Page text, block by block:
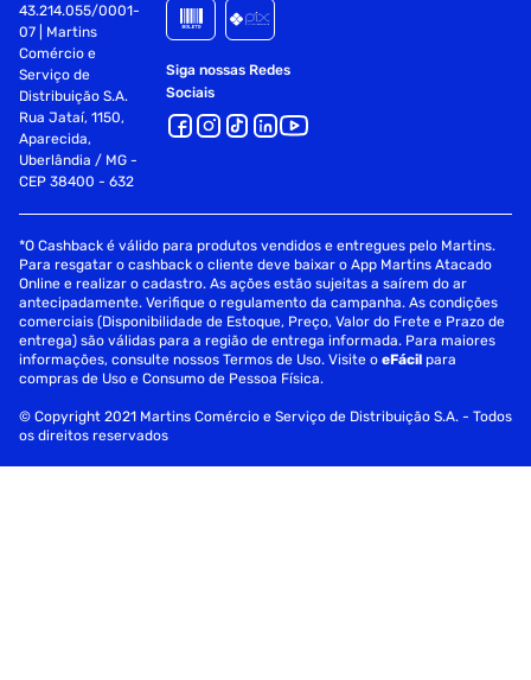
43.214.055/0001-
07 | Martins
Comércio e
Serviço de
Distribuição S.A.
Rua Jataí, 1150,
Aparecida,
Uberlândia / MG -
CEP 38400 - 632
Siga nossas Redes
Sociais
*O Cashback é válido para produtos vendidos e entregues pelo Martins.
Para resgatar o cashback o cliente deve baixar o App Martins Atacado
Online e realizar o cadastro. As ações estão sujeitas a saírem do ar
antecipadamente. Verifique o regulamento da campanha. As condições
comerciais (Disponibilidade de Estoque, Preço, Valor do Frete e Prazo de
entrega) são válidas para a região de entrega informada. Para maiores
informações, consulte nossos Termos de Uso. Visite oeFácil para
compras de Uso e Consumo de Pessoa Física.
© Copyright 2021 Martins Comércio e Serviço de Distribuição S.A. - Todos
os direitos reservados